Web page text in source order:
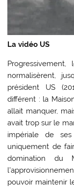
La vidéo US
normalisèrent,
président US
différent : la
allait manquer,
avait trop sur le
impériale de ses
uniquement de
domination du
pouvoir maintenir